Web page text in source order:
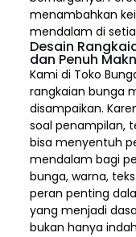
menambahkan
mendalam di
Desain
dan Penuh
Kami di Toko
rangkaian bunga
disampaikan.
soal penampilan,
bisa menyentuh
mendalam bagi
bunga, warna,
peran penting
yang menjadi
bukan hanya